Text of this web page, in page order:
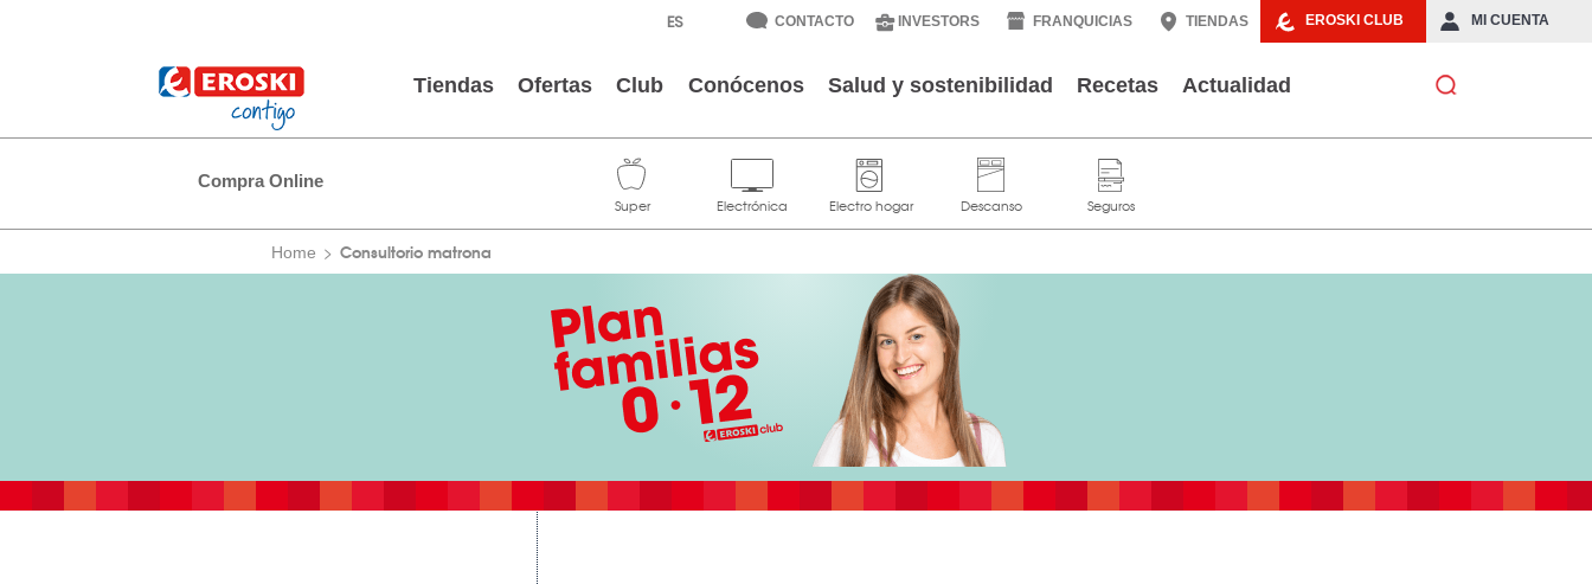
EROSKI CLUB MI CUENTA
CONTACTO INVESTORS FRANQUICIAS TIENDAS
Tiendas Ofertas Club Conócenos Salud y sostenibilidad Recetas Actualidad
Compra Online
Home Consultorio matrona